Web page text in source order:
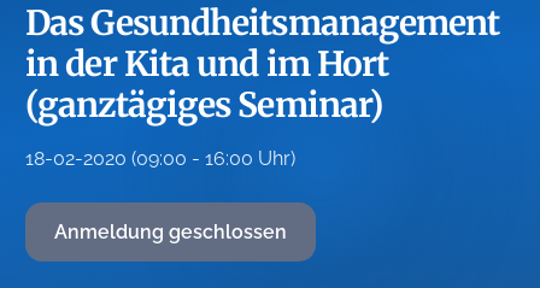
Das Gesundheitsmanagement
in der Kita und im Hort
(ganztägiges Seminar)
18-02-2020 (09:00 - 16:00 Uhr)
Anmeldung geschlossen